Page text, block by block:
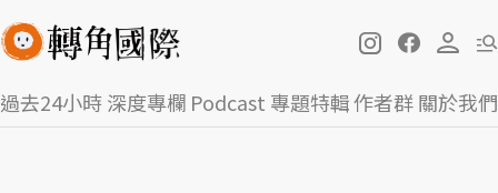
過去24小時深度專欄 Podcast 專題特輯作者群關於我們